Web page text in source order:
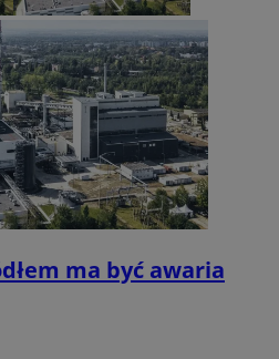
ma być awaria